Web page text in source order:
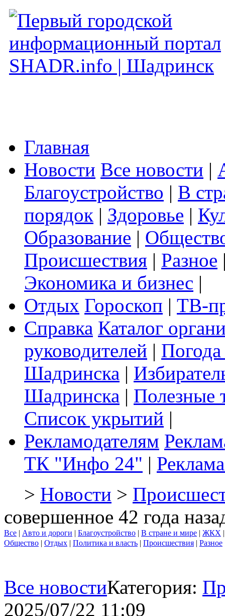
Главная
Новости Все новости |
Благоустройство | В
порядок | Здоровье |
Образование |
Происшествия | Разное
Экономика и бизнес |
Отдых Гороскоп | ТВ-
Справка Каталог
руководителей |
Шадринска |
Шадринска | Полезные
Список укрытий |
Рекламодателям
ТК "Инфо 24" |
> Новости >
совершенное 42 года
Все | Авто и дороги | Благоустройство | В стране и мире | ЖКХ
Общество | Отдых | Политика и власть | Происшествия | Разное
Все новостиКатегория:
2025/07/22 11:09